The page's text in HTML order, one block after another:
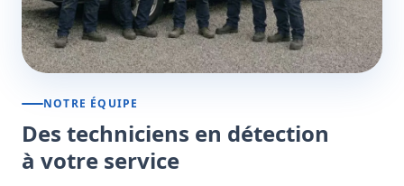
NOTRE ÉQUIPE
Des techniciens en détection
à votre service